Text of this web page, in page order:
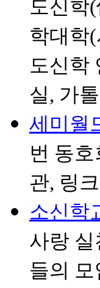
도신학
학대학
도신학
실, 가
세미월
번 동
관, 링
소신학
사랑
들의